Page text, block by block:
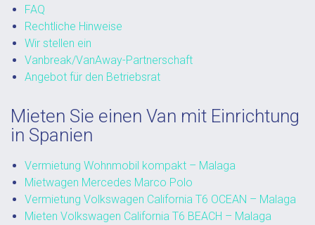
FAQ
Rechtliche Hinweise
Wir stellen ein
Vanbreak/VanAway-Partnerschaft
Angebot für den Betriebsrat
Mieten Sie einen Van mit Einrichtung
in Spanien
Vermietung Wohnmobil kompakt – Malaga
Mietwagen Mercedes Marco Polo
Vermietung Volkswagen California T6 OCEAN – Malaga
Mieten Volkswagen California T6 BEACH – Malaga